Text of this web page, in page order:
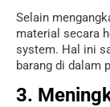
Selain
material secara
system. Hal ini
barang di dalam
3.